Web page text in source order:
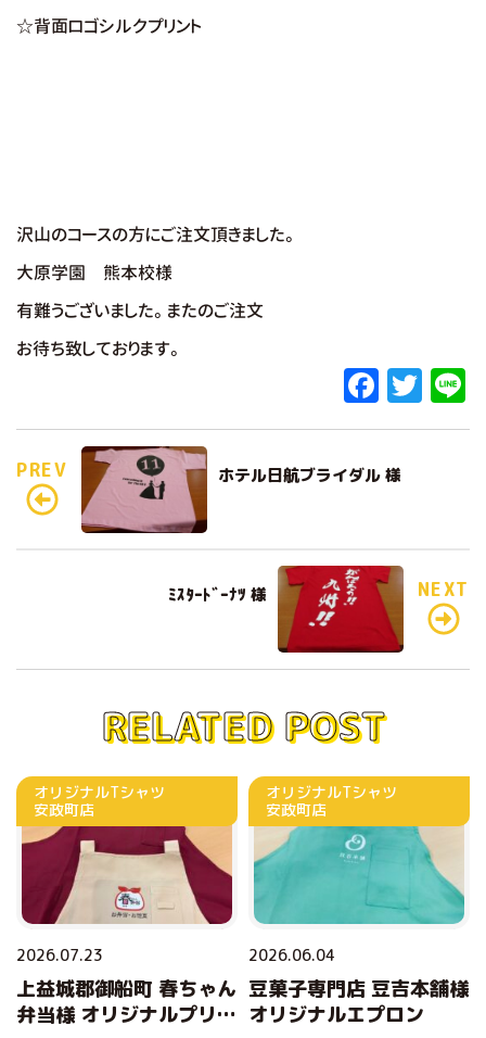
☆背面ロゴシルクプリント
沢山のコースの方にご注文頂きました。
大原学園 熊本校様
有難うございました。またのご注文
お待ち致しております。
F
a
c
e
o
o
k
T
w n
PREV ホテル日航ブライダル 様
ﾐｽﾀｰﾄﾞｰﾅﾂ 様 NEXT
RELATED POST
オリジナルTシャツ
安政町店
2026.07.23
上益城郡御船町 春ちゃん
弁当様 オリジナルプリン
オリジナルTシャツ
安政町店
2026.06.04
豆菓子専門店 豆吉本舗様
オリジナルエプロン